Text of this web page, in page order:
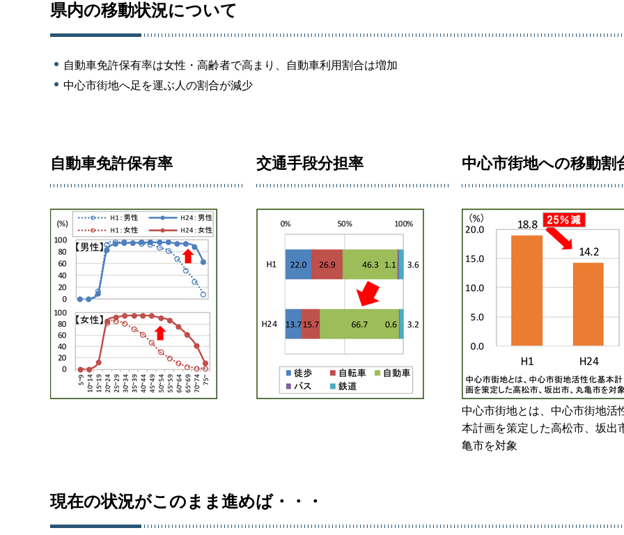
県内の移動状況について
自動車免許保有率は女性・高齢者で高まり、自動車利用割合は増加
中心市街地へ足を運ぶ人の割合が減少
自動車免許保有率 交通手段分担率 中心市街地への移動割
中心市街地とは、中心市街地活
本計画を策定した高松市、坂出
亀市を対象
現在の状況がこのまま進めば・・・